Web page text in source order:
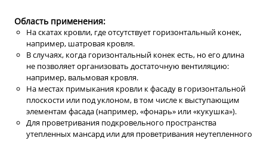
Область применения:
На скатах кровли, где отсутствует горизонтальный конек,
например, шатровая кровля.
В случаях, когда горизонтальный конек есть, но его длина
не позволяет организовать достаточную вентиляцию:
например, вальмовая кровля.
На местах примыкания кровли к фасаду в горизонтальной
плоскости или под уклоном, в том числе к выступающим
элементам фасада (например, «фонарь» или «кукушка»).
Для проветривания подкровельного пространства
утепленных мансард или для проветривания неутепленного